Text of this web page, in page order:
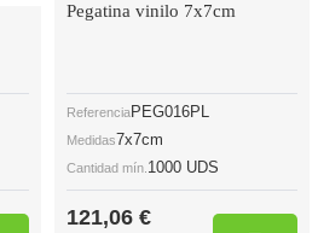
Pegatina vinilo 7x7cm
ReferenciaPEG016PL
Medidas7x7cm
Cantidad mín. 1000 UDS
121,06 €